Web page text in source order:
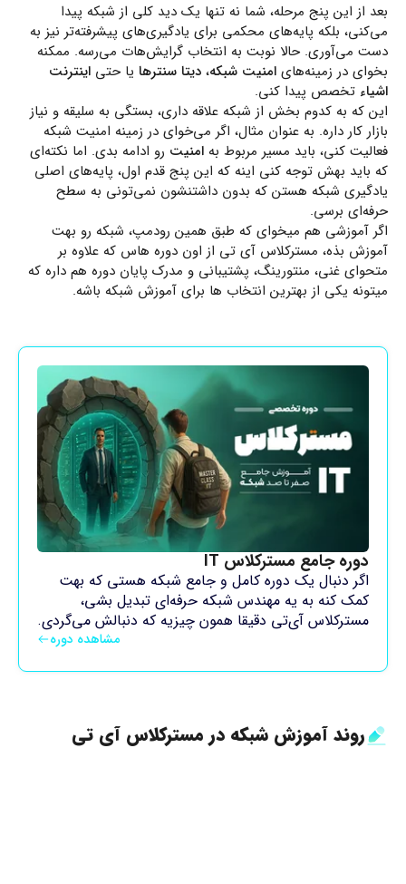
بعد از این پنج مرحله، شما نه تنها یک دید کلی از شبکه پیدا
می‌کنی، بلکه پایه‌های محکمی برای یادگیری‌های پیشرفته‌تر نیز به
دست می‌آوری. حالا نوبت به انتخاب گرایش‌هات می‌رسه. ممکنه
بخوای در زمینه‌های امنیت شبکه، دیتا سنترها یا حتی اینترنت
اشیاء تخصص پیدا کنی.
این که به کدوم بخش از شبکه علاقه داری، بستگی به سلیقه و نیاز
بازار کار داره. به عنوان مثال، اگر می‌خوای در زمینه امنیت شبکه
فعالیت کنی، باید مسیر مربوط به امنیت رو ادامه بدی. اما نکته‌ای
که باید بهش توجه کنی اینه که این پنج قدم اول، پایه‌های اصلی
یادگیری شبکه هستن که بدون داشتنشون نمی‌تونی به سطح
حرفه‌ای برسی.
اگر آموزشی هم میخوای که طبق همین رودمپ، شبکه رو بهت
آموزش بذه، مسترکلاس آی تی از اون دوره هاس که علاوه بر
متحوای غنی، منتورینگ، پشتیبانی و مدرک پایان دوره هم داره که
میتونه یکی از بهترین انتخاب ها برای آموزش شبکه باشه.
دوره جامع مسترکلاس IT
اگر دنبال یک دوره کامل و جامع شبکه هستی که بهت
کمک کنه به یه مهندس شبکه حرفه‌ای تبدیل بشی،
مسترکلاس آی‌تی دقیقا همون چیزیه که دنبالش می‌گردی.
مشاهده دوره
روند آموزش شبکه در مسترکلاس آی تی